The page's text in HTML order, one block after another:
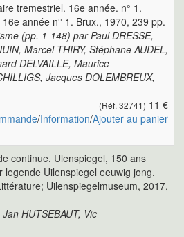
tremestriel. 16e année. n° 1.
année n° 1. Brux., 1970, 239 pp.
(pp. 1-148) par Paul DRESSE,
Marcel THIRY, Stéphane AUDEL,
DELVAILLE, Maurice
Jacques DOLEMBREUX,
(Réf. 32741) 11 €
/Information/Ajouter au panier
continue. Ulenspiegel, 150 ans
legende Uilenspiegel eeuwig jong.
Uilenspiegelmuseum, 2017,
HUTSEBAUT, Vic